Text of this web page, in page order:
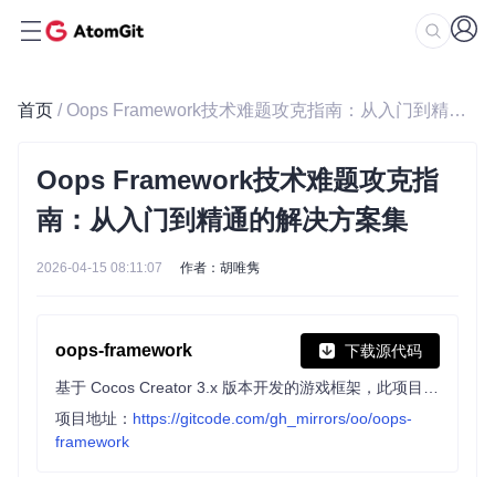
首页 / Oops Framework技术难题攻克指南：从入门到精通的解决方案集
Oops Framework技术难题攻克指
南：从入门到精通的解决方案集
2026-04-15 08:11:07 作者：胡唯隽
oops-framework 下载源代码
项目地址： https://gitcode.com/gh_mirrors/oo/oops-
framework